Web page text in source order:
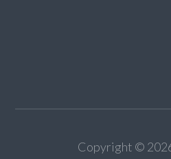
Copyright ©